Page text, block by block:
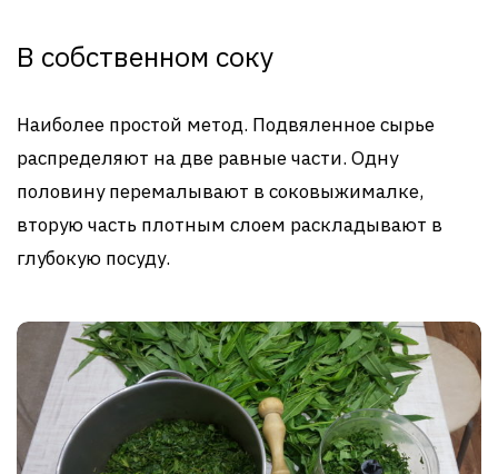
В собственном соку
Наиболее простой метод. Подвяленное сырье
распределяют на две равные части. Одну
половину перемалывают в соковыжималке,
вторую часть плотным слоем раскладывают в
глубокую посуду.